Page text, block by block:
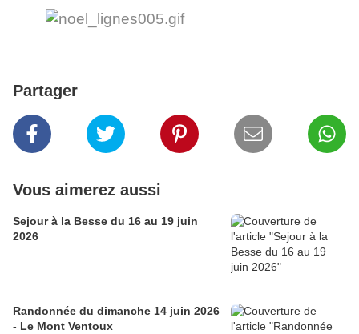
Partager
Vous aimerez aussi
Sejour à la Besse du 16 au 19 juin
2026
Randonnée du dimanche 14 juin 2026
- Le Mont Ventoux